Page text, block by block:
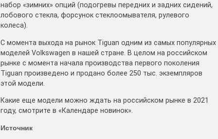
набор «зимних» опций (подогревы передних и задних сидений,
лобового стекла, форсунок стеклоомывателя, рулевого
колеса).
С момента выхода на рынок Tiguan одним из самых популярных
моделей Volkswagen в нашей стране. В целом на российском
рынке с момента начала производства первого поколения
Tiguan произведено и продано более 250 тыс. экземпляров
этой модели.
Какие еще модели можно ждать на российском рынке в 2021
году, смотрите в «Календаре новинок».
Источник